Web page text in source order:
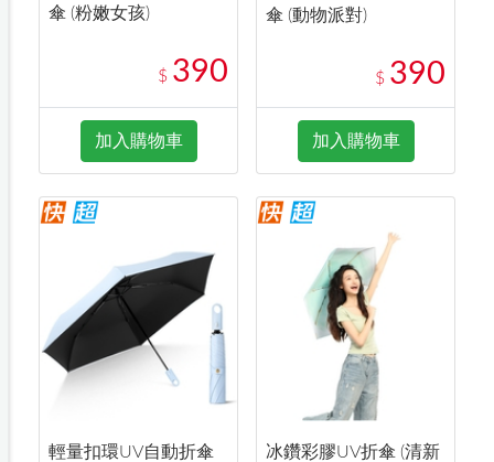
傘 (粉嫩女孩)
$ 390
加入購物車
傘 (動物派對)
$ 390
加入購物車
輕量扣環UV自動折傘
冰鑽彩膠UV折傘 (清新